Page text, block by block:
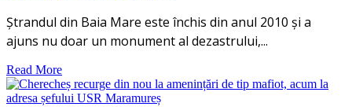
Ștrandul din Baia Mare este închis din anul 2010 și a
ajuns nu doar un monument al dezastrului,...
Read More